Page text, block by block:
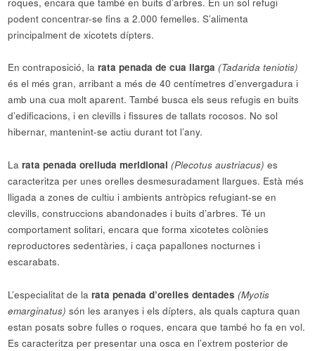
podent concentrar-se fins a 2.000 femelles. S’alimenta
principalment de xicotets dípters.
En contraposició, larata penada de cua llarga (Tadarida teniotis)
és el més gran, arribant a més de 40 centímetres d’envergadura i
amb una cua molt aparent. També busca els seus refugis en buits
d’edificacions, i en clevills i fissures de tallats rocosos. No sol
hibernar, mantenint-se actiu durant tot l’any.
Larata penada orelluda meridional (Plecotus austriacus) es
caracteritza per unes orelles desmesuradament llargues. Està més
lligada a zones de cultiu i ambients antròpics refugiant-se en
clevills, construccions abandonades i buits d’arbres. Té un
comportament solitari, encara que forma xicotetes colònies
reproductores sedentàries, i caça papallones nocturnes i
escarabats.
L’especialitat de larata penada d’orelles dentades (Myotis
emarginatus) són les aranyes i els dípters, als quals captura quan
estan posats sobre fulles o roques, encara que també ho fa en vol.
Es caracteritza per presentar una osca en l’extrem posterior de